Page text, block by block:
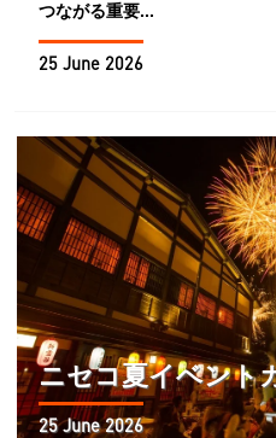
つながる重要...
25 June 2026
ニセコ夏イベント
25 June 2026